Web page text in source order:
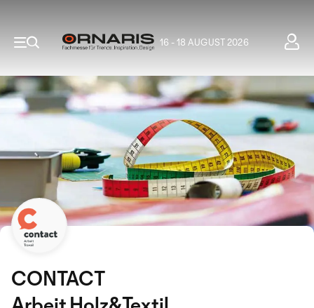
16 - 18 AUGUST 2026
CONTACT